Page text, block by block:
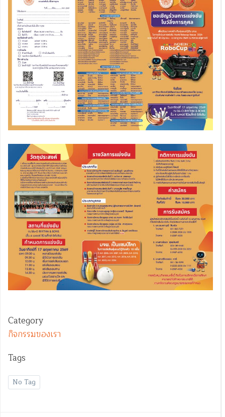
Category
กิจกรรมของเรา
Tags
No Tag